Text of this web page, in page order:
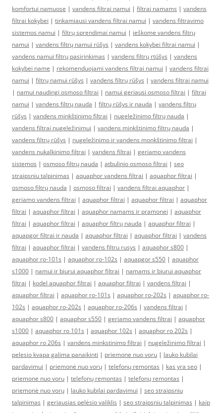
komfortui namuose | vandens filtrai namui | filtrai namams | vandens
filtrai kokybei | tinkamiausi vandens filtrai namui | vandens filtravimo
sistemos namui | filtrų sprendimai namui | ieškome vandens filtrų
namui | vandens filtrų namui rūšys | vandens kokybei filtrai namui |
vandens namui filtrų pasirinkimas | vandens filtrų rtūšys | vandens
kokybei name | rekomenduojami vandens filtrai namui | vandens filtrai
namui | filtrų namui rūšys | vandens filtrų rūšys | vandens filtrai namui
| namui naudingi osmoso filtrai | namui geriausi osmoso filtrai | filtrai
namui | vandens filtrų nauda | filtrų rūšys ir nauda | vandens filtrų
rūšys | vandens minkštinimo filtrai | nugeležinimo filtrų nauda |
vandens filtrai nugeležinimui | vandens minkštinimo filtrų nauda |
vandens filtrų rūšys | nugeležinimo ir vandens monkštinimo filtrai |
vandens nukalkinimo filtrai | vandens filtrai | geriamo vandens
sistemos | osmoso filtrų nauda | atbulinio osmoso filtrai | seo
straipsniu talpinimas | aquaphor vandens filtrai | aquaphor filtrai |
osmoso filtrų nauda | osmoso filtrai | vandens filtrai aquaphor |
geriamo vandens filtrai | aquaphor filtrai | aquaphor filtrai | aquaphor
filtrai | aquaphor filtrai | aquaphor namams ir pramonei | aquaphor
filtrai | aquaphor filtrai | aquaphor filtrų nauda | aquaphor filtrai |
aquapgor filtrai ir nauda | aquaphor filtrai | aquaphor filtrai | vandens
filtrai | aquaphor filtrai | vandens filtru rusys | aquaphor s800 |
aquaphor ro-101s | aquaphor ro-102s | aquapgor s550 | aquaphor
s1000 | namui ir biurui aquaphor filtrai | namams ir biurui aquaphor
filtrai | kodel aquaphor filtrai | aquaphor filtrai | vandens filtrai |
aquaphor filtrai | aquaphor ro-101s | aquaphor ro-202s | aquaphor ro-
102s | aquaphor ro-202s | aquaphor ro-206s | vandens filtrai |
aquaphor s800 | aquaphor s550 | geriamo vandens filtrai | aquaphor
s1000 | aquaphor ro 101s | aquaphor 102s | aquaphor ro 202s |
aquaphor ro 206s | vandens minkstinimo filtrai | nugeležinimo filtrai |
pelesio kvapa galima panaikinti | priemone nuo voru | lauko kubilai
pardavimui | priemonė nuo vorų | telefonų remontas | kas yra seo |
priemone nuo voru | telefonų remontas | telefonų remontas |
priemonė nuo vorų | lauko kubilai pardavimui | seo straipsniu
talpinimas | geriausias pelėsio valiklis | seo straipsniu talpinimas | kaip